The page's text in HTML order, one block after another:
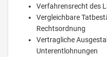
Verfahrensrecht des
Vergleichbare
Rechtsordnung
Vertragliche
Unterentlohnungen